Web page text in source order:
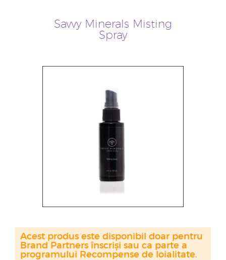
Savvy Minerals Misting
Spray
Acest produs este disponibil doar pentru
Brand Partners înscriși sau ca parte a
programului Recompense de loialitate.